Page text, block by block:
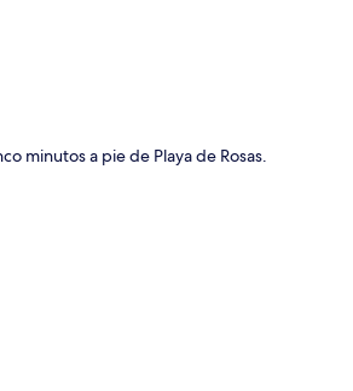
minutos a pie de Playa de Rosas.